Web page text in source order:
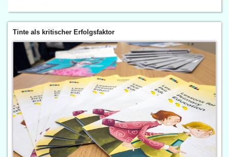
Tinte als kritischer Erfolgsfaktor